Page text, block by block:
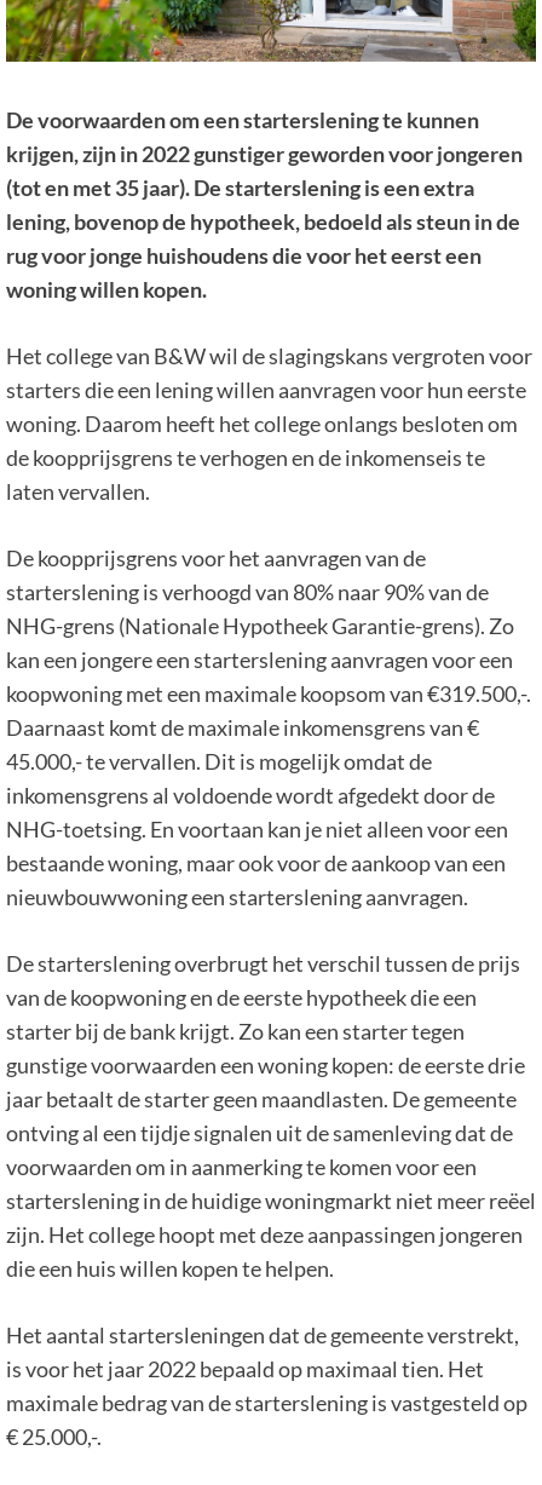
De voorwaarden om een starterslening te kunnen
krijgen, zijn in 2022 gunstiger geworden voor jongeren
(tot en met 35 jaar). De starterslening is een extra
lening, bovenop de hypotheek, bedoeld als steun in de
rug voor jonge huishoudens die voor het eerst een
woning willen kopen.
Het college van B&W wil de slagingskans vergroten voor
starters die een lening willen aanvragen voor hun eerste
woning. Daarom heeft het college onlangs besloten om
de koopprijsgrens te verhogen en de inkomenseis te
laten vervallen.
De koopprijsgrens voor het aanvragen van de
starterslening is verhoogd van 80% naar 90% van de
NHG-grens (Nationale Hypotheek Garantie-grens). Zo
kan een jongere een starterslening aanvragen voor een
koopwoning met een maximale koopsom van €319.500,-.
Daarnaast komt de maximale inkomensgrens van €
45.000,- te vervallen. Dit is mogelijk omdat de
inkomensgrens al voldoende wordt afgedekt door de
NHG-toetsing. En voortaan kan je niet alleen voor een
bestaande woning, maar ook voor de aankoop van een
nieuwbouwwoning een starterslening aanvragen.
De starterslening overbrugt het verschil tussen de prijs
van de koopwoning en de eerste hypotheek die een
starter bij de bank krijgt. Zo kan een starter tegen
gunstige voorwaarden een woning kopen: de eerste drie
jaar betaalt de starter geen maandlasten. De gemeente
ontving al een tijdje signalen uit de samenleving dat de
voorwaarden om in aanmerking te komen voor een
starterslening in de huidige woningmarkt niet meer reëel
zijn. Het college hoopt met deze aanpassingen jongeren
die een huis willen kopen te helpen.
Het aantal startersleningen dat de gemeente verstrekt,
is voor het jaar 2022 bepaald op maximaal tien. Het
maximale bedrag van de starterslening is vastgesteld op
€ 25.000,-.